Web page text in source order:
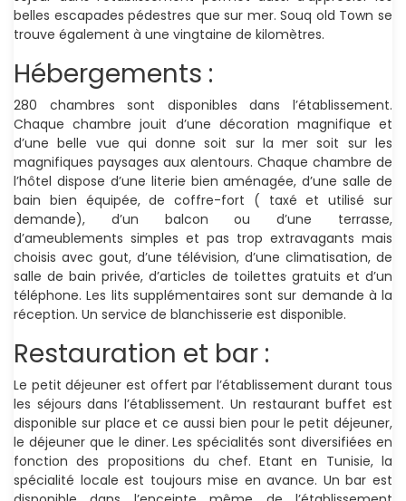
belles escapades pédestres que sur mer. Souq old Town se
trouve également à une vingtaine de kilomètres.
Hébergements :
280 chambres sont disponibles dans l’établissement.
Chaque chambre jouit d’une décoration magnifique et
d’une belle vue qui donne soit sur la mer soit sur les
magnifiques paysages aux alentours. Chaque chambre de
l’hôtel dispose d’une literie bien aménagée, d’une salle de
bain bien équipée, de coffre-fort ( taxé et utilisé sur
demande), d’un balcon ou d’une terrasse,
d’ameublements simples et pas trop extravagants mais
choisis avec gout, d’une télévision, d’une climatisation, de
salle de bain privée, d’articles de toilettes gratuits et d’un
téléphone. Les lits supplémentaires sont sur demande à la
réception. Un service de blanchisserie est disponible.
Restauration et bar :
Le petit déjeuner est offert par l’établissement durant tous
les séjours dans l’établissement. Un restaurant buffet est
disponible sur place et ce aussi bien pour le petit déjeuner,
le déjeuner que le diner. Les spécialités sont diversifiées en
fonction des propositions du chef. Etant en Tunisie, la
spécialité locale est toujours mise en avance. Un bar est